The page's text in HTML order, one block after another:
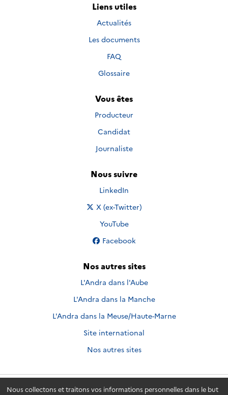
Nous collectons et traitons vos informations personnelles dans le but
Liens utiles
Actualités
Les documents
FAQ
Glossaire
Vous êtes
Producteur
Candidat
Journaliste
Nous suivre
Nous suivre sur
LinkedIn
Nous suivre sur
X (ex-Twitter)
Nous suivre sur
YouTube
Nous suivre sur
Facebook
Nos autres sites
L'Andra dans l'Aube
L'Andra dans la Manche
L'Andra dans la Meuse/Haute-Marne
Site international
Nos autres sites
Andra.fr © 2026 - Andra. Tous droits réservés.